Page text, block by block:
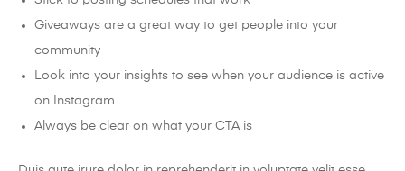
Giveaways are a great way to get people into your
community
Look into your insights to see when your audience is active
on Instagram
Always be clear on what your CTA is